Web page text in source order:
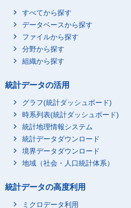
すべてから探す
データベースから探す
ファイルから探す
分野から探す
組織から探す
統計データの活用
グラフ(統計ダッシュボード)
時系列表(統計ダッシュボード)
統計地理情報システム
統計データダウンロード
境界データダウンロード
地域（社会・人口統計体系）
統計データの高度利用
ミクロデータ利用